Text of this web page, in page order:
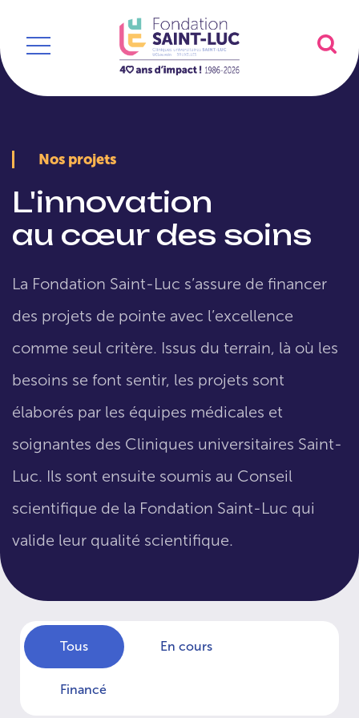
Nos projets
L'innovation
au cœur des soins
La Fondation Saint-Luc s’assure de financer
des projets de pointe avec l’excellence
comme seul critère. Issus du terrain, là où les
besoins se font sentir, les projets sont
élaborés par les équipes médicales et
soignantes des Cliniques universitaires Saint-
Luc. Ils sont ensuite soumis au Conseil
scientifique de la Fondation Saint-Luc qui
valide leur qualité scientifique.
Tous En cours
Financé